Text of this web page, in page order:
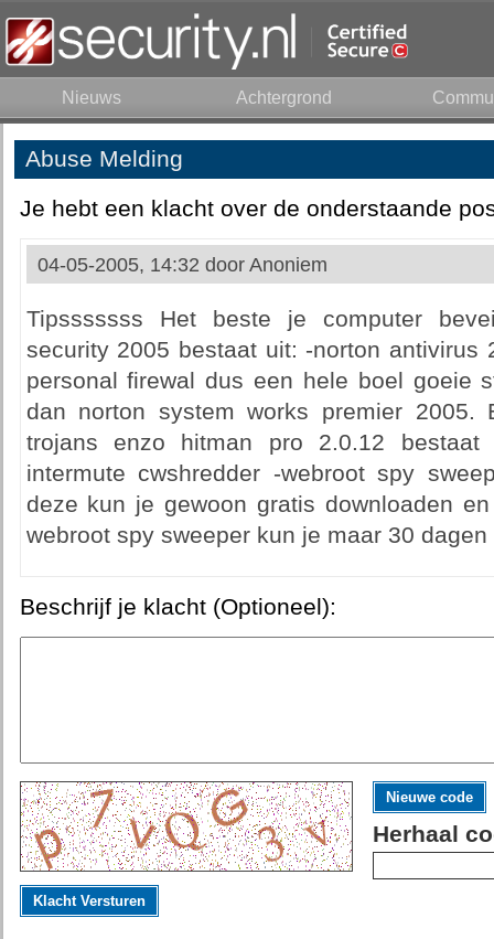
Nieuws Achtergrond
Abuse Melding
Je hebt een klacht over de onderstaande
04-05-2005, 14:32 door Anoniem
Tipsssssss Het beste je computer
security 2005 bestaat uit: -norton antivirus
personal firewal dus een hele boel goeie
dan norton system works premier
trojans enzo hitman pro 2.0.12
intermute cwshredder -webroot spy
deze kun je gewoon gratis downloaden
webroot spy sweeper kun je maar 30
Beschrijf je klacht (Optioneel):
Nieuwe code
Herhaal
Klacht Versturen